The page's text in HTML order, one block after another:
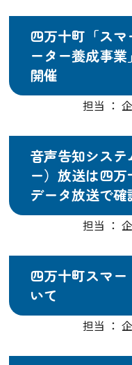
四万十町「ス
ーター養成事
開催
担当 ：
音声告知シス
ー）放送は四
データ放送で
担当 ：
四万十町スマ
いて
担当 ：